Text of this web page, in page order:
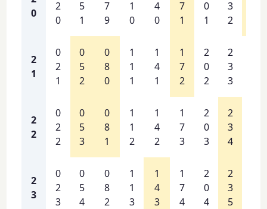
0
2
0
5
1
7
9
1
0
4
0
7
1
0
1
3
2
2
1
0
2
1
0
5
2
0
8
0
1
1
1
1
4
1
1
7
2
2
0
2
2
3
3
2
2
0
2
2
0
5
3
0
8
1
1
1
2
1
4
2
1
7
3
2
0
3
2
3
4
2
3
0
2
3
0
5
4
0
8
2
1
1
3
1
4
3
1
7
4
2
0
4
2
3
5